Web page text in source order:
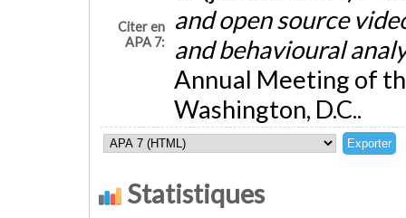
Citer en
APA 7:
and open source
and behavioural
Annual Meeting of
Washington, D.C..
Statistiques